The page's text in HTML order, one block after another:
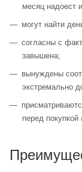
месяц надоест
могут найти
согласны с
завышена;
вынуждены
экстремально
перед